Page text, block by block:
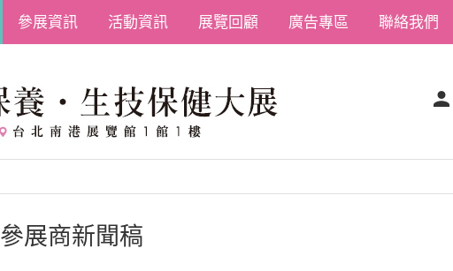
參展資訊 活動資訊 展覽回顧 廣告專區 聯絡我們
參展商新聞稿